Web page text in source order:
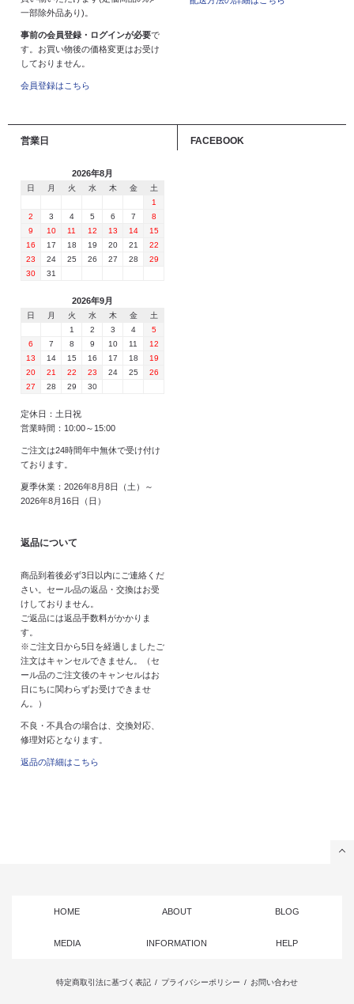
一部除外品あり)。
事前の会員登録・ログインが必要で
す。お買い物後の価格変更はお受け
しておりません。
会員登録はこちら
営業日
2026年8月
日 月 火 水 木 金
土
1
2
3 4 5 6 7
8
9
10 11 12 13 14
15
16
17 18 19 20 21
22
23
24 25 26 27 28
29
30
31
2026年9月
日 月 火 水 木 金
土
1
2 3 4
5
6
7 8 9 10 11
12
13
14 15 16 17 18
19
20
21 22 23 24 25
26
27
28 29 30
定休日：土日祝
営業時間：10:00～15:00
ご注文は24時間年中無休で受け付け
ております。
夏季休業：2026年8月8日（土）～
2026年8月16日（日）
返品について
商品到着後必ず3日以内にご連絡くだ
さい。セール品の返品・交換はお受
けしておりません。
ご返品には返品手数料がかかりま
す。
※ご注文日から5日を経過しましたご
注文はキャンセルできません。（セ
ール品のご注文後のキャンセルはお
日にちに関わらずお受けできませ
ん。）
不良・不具合の場合は、交換対応、
修理対応となります。
返品の詳細はこちら
FACEBOOK
HOME ABOUT BLOG
MEDIA INFORMATION HELP
特定商取引法に基づく表記 / プライバシーポリシー / お問い合わせ